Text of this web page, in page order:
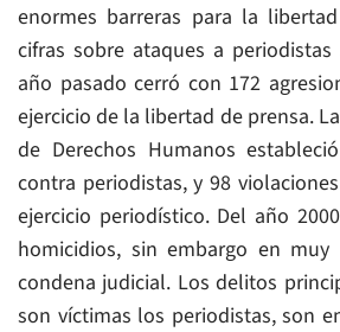
enormes barreras para la
cifras sobre ataques a
año pasado cerró con 172
ejercicio de la libertad de prensa.
de Derechos Humanos
contra periodistas, y 98
ejercicio periodístico. Del año
homicidios, sin embargo en muy
condena judicial. Los delitos
son víctimas los periodistas, son